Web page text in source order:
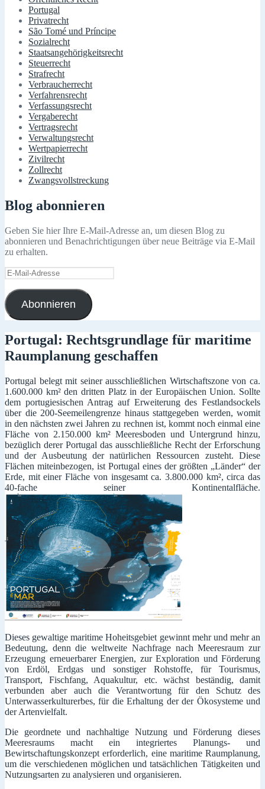
Portugal
Privatrecht
São Tomé und Príncipe
Sozialrecht
Staatsangehörigkeitsrecht
Steuerrecht
Strafrecht
Verbraucherrecht
Verfahrensrecht
Verfassungsrecht
Vergaberecht
Vertragsrecht
Verwaltungsrecht
Wertpapierrecht
Zivilrecht
Zollrecht
Zwangsvollstreckung
Blog abonnieren
Geben Sie hier Ihre E-Mail-Adresse an, um diesen Blog zu
abonnieren und Benachrichtigungen über neue Beiträge via E-Mail
zu erhalten.
E-
Mail-
Adresse
Abonnieren
Portugal: Rechtsgrundlage für maritime
Raumplanung geschaffen
Portugal belegt mit seiner ausschließlichen Wirtschaftszone von ca.
1.600.000 km² den dritten Platz in der Europäischen Union. Sollte
dem portugiesischen Antrag auf Erweiterung des Festlandsockels
über die 200-Seemeilengrenze hinaus stattgegeben werden, womit
in den nächsten zwei Jahren zu rechnen ist, kommt noch einmal eine
Fläche von 2.150.000 km² Meeresboden und Untergrund hinzu,
bezüglich derer Portugal das ausschließliche Recht der Erforschung
und der Ausbeutung der natürlichen Ressourcen zusteht. Diese
Flächen miteinbezogen, ist Portugal eines der größten „Länder“ der
Erde, mit einer Fläche von insgesamt ca. 3.800.000 km², circa das
40-fache seiner Kontinentalfläche.
Dieses gewaltige maritime Hoheitsgebiet gewinnt mehr und mehr an
Bedeutung, denn die weltweite Nachfrage nach Meeresraum zur
Erzeugung erneuerbarer Energien, zur Exploration und Förderung
von Erdöl, Erdgas und sonstiger Rohstoffe, für Tourismus,
Transport, Fischfang, Aquakultur, etc. wächst beständig, damit
verbunden aber auch die Verantwortung für den Schutz des
Unterwasserkulturerbes, für die Erhaltung der der Ökosysteme und
der Artenvielfalt.
Die geordnete und nachhaltige Nutzung und Förderung dieses
Meeresraums macht ein integriertes Planungs- und
Bewirtschaftungskonzept erforderlich, eine maritime Raumplanung,
um die verschiedenen möglichen und tatsächlichen Tätigkeiten und
Nutzungsarten zu analysieren und organisieren.